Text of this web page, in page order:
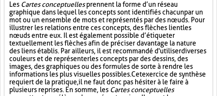
Les Cartes conceptuellesprennent la forme d’un réseau
graphique dans lequel les concepts sont identifiés chacun par un
mot ou un ensemble de mots et représentés par des nœuds. Pour
illustrer les relations entre ces concepts, des flèches lient les
nœuds entre eux. Il est également possible d’étiqueter
textuellement les flèches afin de préciser davantage la nature
des liens établis. Par ailleurs, il est recommandé d'utiliser diverses
couleurs et de représenter les concepts par des dessins, des
images, des graphiques ou des formules de sorte à rendre les
informations les plus visuelles possibles. Cet exercice de synthèse
requiert de la pratique, il ne faut donc pas hésiter à le faire à
plusieurs reprises. En somme, les Cartes conceptuelles